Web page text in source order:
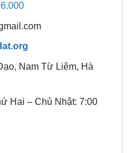
Nam Từ Liêm, Hà
Hai – Chủ Nhật: 7:00